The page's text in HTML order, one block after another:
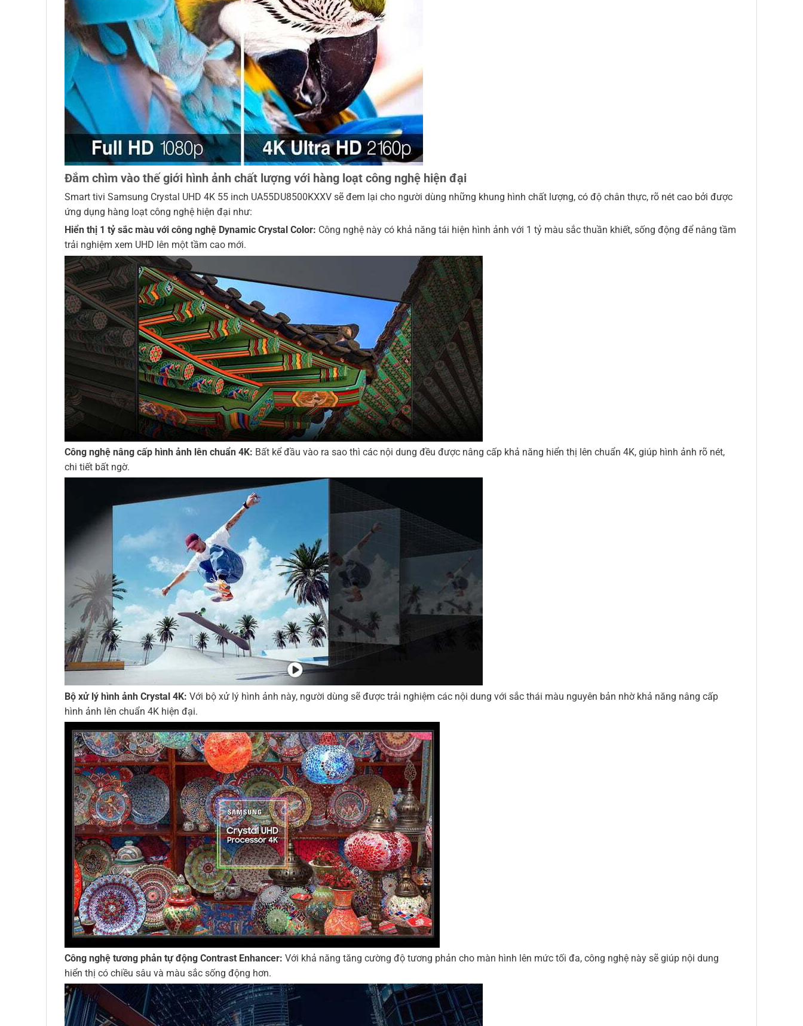
Đắm chìm vào thế giới hình ảnh chất lượng với hàng loạt công nghệ hiện đại
Smart tivi Samsung Crystal UHD 4K 55 inch UA55DU8500KXXV sẽ đem lại cho người dùng những khung hình chất lượng, có độ chân thực, rõ nét cao bởi được
ứng dụng hàng loạt công nghệ hiện đại như:
Hiển thị 1 tỷ sắc màu với công nghệ Dynamic Crystal Color: Công nghệ này có khả năng tái hiện hình ảnh với 1 tỷ màu sắc thuần khiết, sống động để nâng tầm
trải nghiệm xem UHD lên một tầm cao mới.
Công nghệ nâng cấp hình ảnh lên chuẩn 4K: Bất kể đầu vào ra sao thì các nội dung đều được nâng cấp khả năng hiển thị lên chuẩn 4K, giúp hình ảnh rõ nét,
chi tiết bất ngờ.
Bộ xử lý hình ảnh Crystal 4K: Với bộ xử lý hình ảnh này, người dùng sẽ được trải nghiệm các nội dung với sắc thái màu nguyên bản nhờ khả năng nâng cấp
hình ảnh lên chuẩn 4K hiện đại.
Công nghệ tương phản tự động Contrast Enhancer: Với khả năng tăng cường độ tương phản cho màn hình lên mức tối đa, công nghệ này sẽ giúp nội dung
hiển thị có chiều sâu và màu sắc sống động hơn.